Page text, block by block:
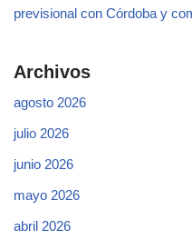
previsional con Córdoba y
Archivos
agosto 2026
julio 2026
junio 2026
mayo 2026
abril 2026